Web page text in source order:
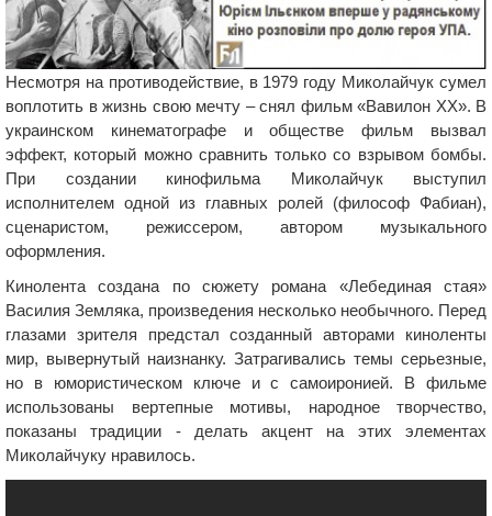
Несмотря на противодействие, в 1979 году Миколайчук сумел
воплотить в жизнь свою мечту – снял фильм «Вавилон ХХ». В
украинском кинематографе и обществе фильм вызвал
эффект, который можно сравнить только со взрывом бомбы.
При создании кинофильма Миколайчук выступил
исполнителем одной из главных ролей (философ Фабиан),
сценаристом, режиссером, автором музыкального
оформления.
Кинолента создана по сюжету романа «Лебединая стая»
Василия Земляка, произведения несколько необычного. Перед
глазами зрителя предстал созданный авторами киноленты
мир, вывернутый наизнанку. Затрагивались темы серьезные,
но в юмористическом ключе и с самоиронией. В фильме
использованы вертепные мотивы, народное творчество,
показаны традиции - делать акцент на этих элементах
Миколайчуку нравилось.